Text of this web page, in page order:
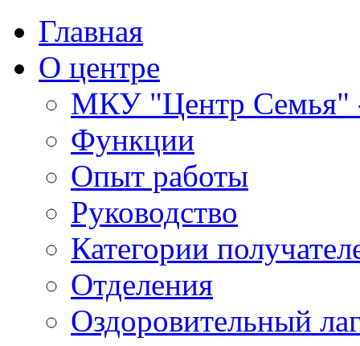
Главная
О центре
МКУ "Центр Семья"
Функции
Опыт работы
Руководство
Категории
Отделения
Оздоровительный